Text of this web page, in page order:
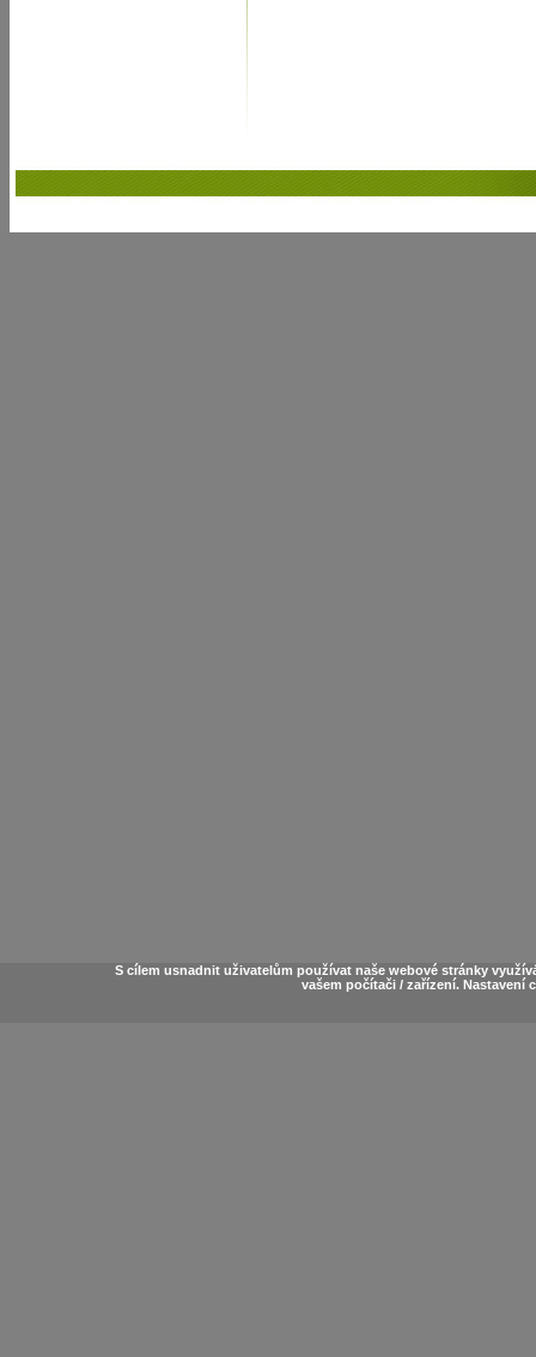
S cílem usnadnit uživatelům používat naše webové stránky
vašem počítači / zařízení. Nastavení